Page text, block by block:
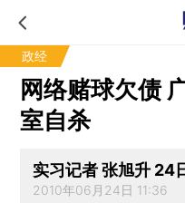
政经
网络赌球欠债
室自杀
实习记者 张旭升 24
2010年06月24日 11:36